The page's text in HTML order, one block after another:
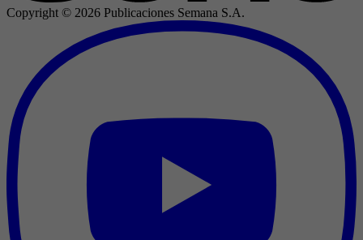
Copyright © 2026 Publicaciones Semana S.A.